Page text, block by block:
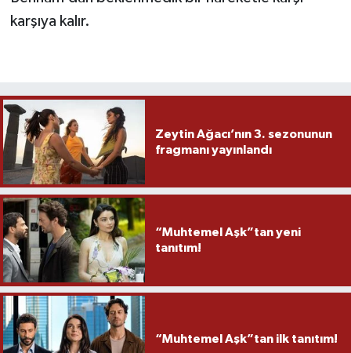
karşıya kalır.
Zeytin Ağacı’nın 3. sezonunun
fragmanı yayınlandı
“Muhtemel Aşk”tan yeni
tanıtım!
“Muhtemel Aşk”tan ilk tanıtım!